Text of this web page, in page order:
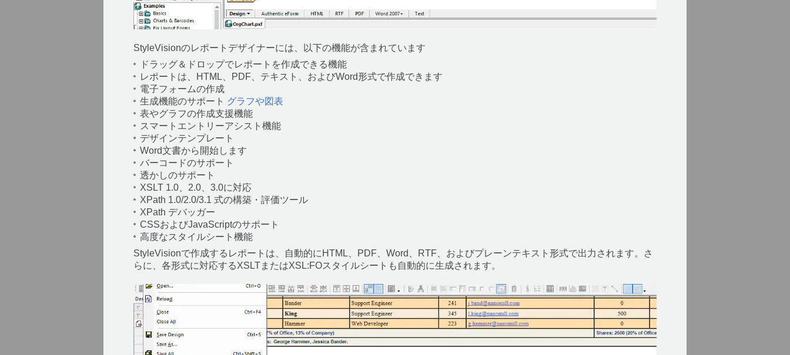
StyleVisionのレポートデザイナーには、以下の機能が含まれています
ドラッグ＆ドロップでレポートを作成できる機能
レポートは、HTML、PDF、テキスト、およびWord形式で作成できます
電子フォームの作成
生成機能のサポート グラフや図表
表やグラフの作成支援機能
スマートエントリーアシスト機能
デザインテンプレート
Word文書から開始します
バーコードのサポート
透かしのサポート
XSLT 1.0、2.0、3.0に対応
XPath 1.0/2.0/3.1 式の構築・評価ツール
XPath デバッガー
CSSおよびJavaScriptのサポート
高度なスタイルシート機能
StyleVisionで作成するレポートは、自動的にHTML、PDF、Word、RTF、およびプレーンテキスト形式で出力されます。さ
らに、各形式に対応するXSLTまたはXSL:FOスタイルシートも自動的に生成されます。